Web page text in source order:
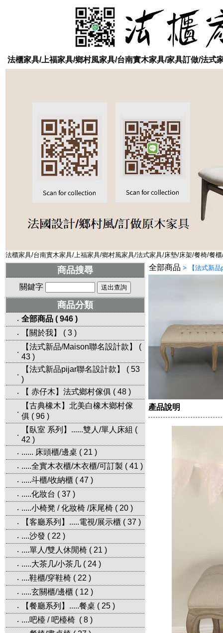
法櫃家具/上福家具/鄉村風家具/台南實木家具/家具訂做/法式
法櫃家具/台南實木家具/上福家具/鄉村風家具/法式家具/床墊/床架/餐椅/餐
商品搜尋
關鍵字
商品分類
‧ 全部商品 ( 946 )
‧
【關於我】 ( 3 )
‧
【法式新品/Maison聯名設計款】
(
43 )
‧
【法式新品pijar聯名設計款】 ( 53
)
‧
【 赤仔木】法式鄉村傢俱 ( 48 )
‧
【古典橡木】北美白橡木鄉村傢
俱 ( 96 )
‧
【臥室 系列】......雙人/單人床組 (
42 )
‧ ...... 床頭櫃/邊桌 ( 21 )
‧ .....全實木衣櫃/木衣櫃/可訂製 ( 41 )
‧ .....斗櫃/收納櫃 ( 47 )
‧ .....化妝台 ( 37 )
‧ .....小椅凳 / 化妝椅 /床尾椅 ( 20 )
‧
【客廳系列】.....電視/展示櫃 ( 37 )
‧ ....沙發 ( 22 )
‧ ....單人/雙人休閒椅 ( 21 )
‧ .....大茶几/小茶几 ( 24 )
‧ ....鞋櫃/穿鞋椅 ( 22 )
‧ .....玄關櫃/邊櫃 ( 12 )
‧
【餐廳系列】.....餐桌 ( 25 )
‧ ....吧檯 / 吧檯椅 ( 8 )
全部商品 > 【法式新
產品說明